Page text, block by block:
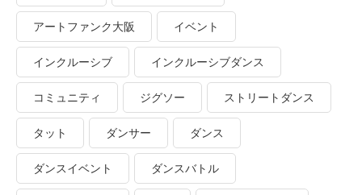
アートファンク大阪 イベント
インクルーシブ インクルーシブダンス
コミュニティ ジグソー ストリートダンス
タット ダンサー ダンス
ダンスイベント ダンスバトル